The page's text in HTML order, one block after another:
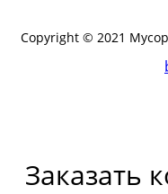
Copyright © 2021
Заказать